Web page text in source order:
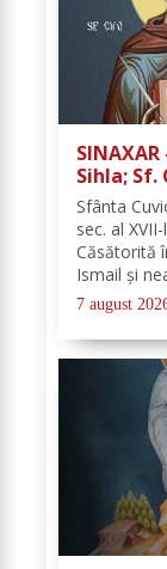
Sihla;
Sfânta
sec. al
Căsătorită
Ismail şi
monahală
de
7 august